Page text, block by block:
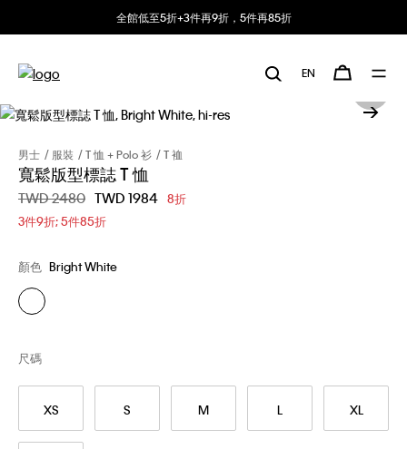
全館低至5折+3件再9折，5件再85折
EN
男士 服裝 T 恤 + Polo 衫 T 裇
寬鬆版型標誌 T 恤
價格扣減從
TWD 2480 至
TWD 1984 8折
3件9折; 5件85折
顏色 Bright White
XS S M L XL
尺碼